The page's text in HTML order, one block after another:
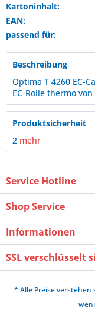
Kartoninhalt:
EAN:
passend für:
Beschreibung
Optima T 4260 EC-
EC-Rolle thermo
Produktsicherheit
2 mehr
Service Hotline
Shop Service
Informationen
SSL verschlüsselt
* Alle Preise